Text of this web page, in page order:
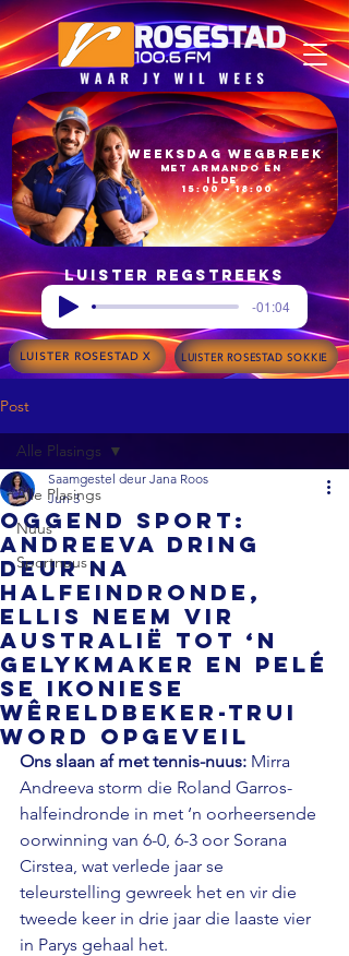
15:00 – 18:00
met Armando en
Ilde
Weeksdag Wegbreek
Luister regstreeks
-01:04
LUISTER ROSESTAD X LUISTER ROSESTAD SOKKIE
Post
Alle Plasings
Nuus
Sportnuus
Alle Plasings
OGGEND SPORT:
Andreeva dring
deur na
halfeindronde,
Ellis neem vir
Australië tot ‘n
gelykmaker en Pelé
se ikoniese
Wêreldbeker-trui
word opgeveil
Saamgestel deur Jana Roos
Jun 3
Ons slaan af met tennis-nuus: Mirra
Andreeva storm die Roland Garros-
halfeindronde in met ‘n oorheersende
oorwinning van 6-0, 6-3 oor Sorana
Cirstea, wat verlede jaar se
teleurstelling gewreek het en vir die
tweede keer in drie jaar die laaste vier
in Parys gehaal het.